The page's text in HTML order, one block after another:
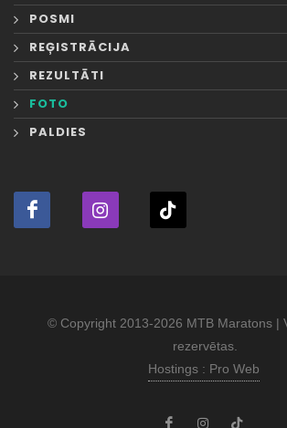
POSMI
REĢISTRĀCIJA
REZULTĀTI
FOTO
PALDIES
© Copyright 2013-2026 MTB Maratons |
rezervētas.
Hostings : Pro Web